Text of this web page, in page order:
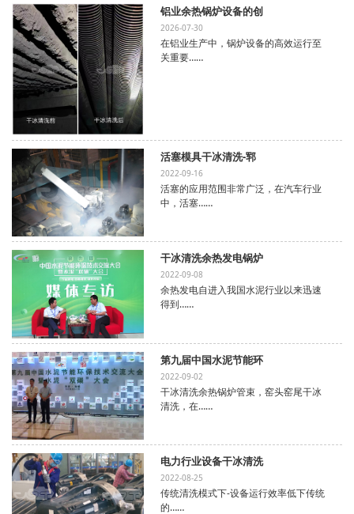
铝业余热锅炉设备的创
2026-07-30
在铝业生产中，锅炉设备的高效运行至
关重要……
活塞模具干冰清洗-郓
2022-09-16
活塞的应用范围非常广泛，在汽车行业
中，活塞……
干冰清洗余热发电锅炉
2022-09-08
余热发电自进入我国水泥行业以来迅速
得到……
第九届中国水泥节能环
2022-09-02
干冰清洗余热锅炉管束，窑头窑尾干冰
清洗，在……
电力行业设备干冰清洗
2022-08-25
传统清洗模式下-设备运行效率低下传统
的……